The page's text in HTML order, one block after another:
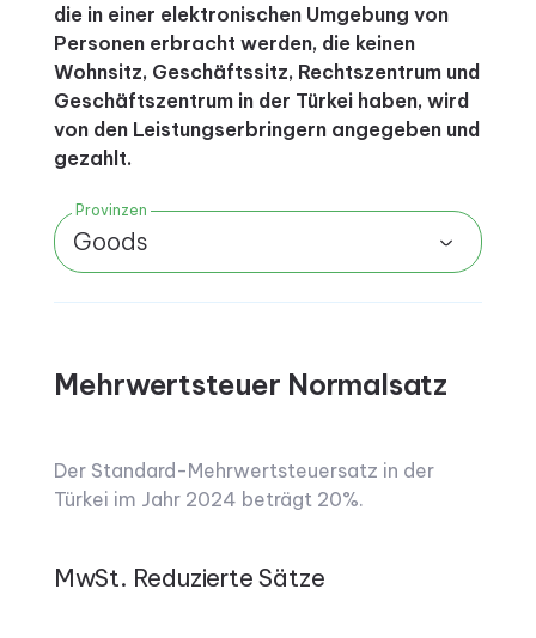
die in einer elektronischen Umgebung von
Personen erbracht werden, die keinen
Wohnsitz, Geschäftssitz, Rechtszentrum und
Geschäftszentrum in der Türkei haben, wird
von den Leistungserbringern angegeben und
gezahlt.
Provinzen
Goods
Mehrwertsteuer Normalsatz
Der Standard-Mehrwertsteuersatz in der
Türkei im Jahr 2024 beträgt 20%.
MwSt. Reduzierte Sätze